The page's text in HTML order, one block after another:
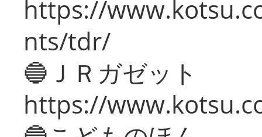
https://
nts/tdr/
🔵ＪＲガゼット
https://